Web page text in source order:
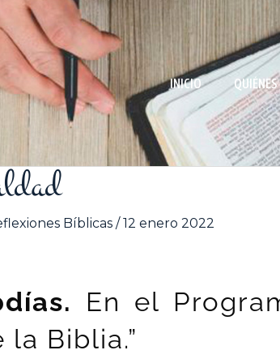
INICIO
Bíblicas /12 enero 2022
En el
Biblia.”